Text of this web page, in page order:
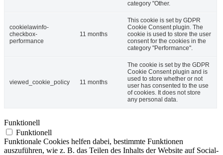
category "Other.
cookielawinfo-
checkbox-
performance
11 months
This cookie is set by GDPR
Cookie Consent plugin. The
cookie is used to store the user
consent for the cookies in the
category "Performance".
viewed_cookie_policy 11 months
The cookie is set by the GDPR
Cookie Consent plugin and is
used to store whether or not
user has consented to the use
of cookies. It does not store
any personal data.
Funktionell
Funktionell
Funktionale Cookies helfen dabei, bestimmte Funktionen
auszuführen, wie z. B. das Teilen des Inhalts der Website auf Social-